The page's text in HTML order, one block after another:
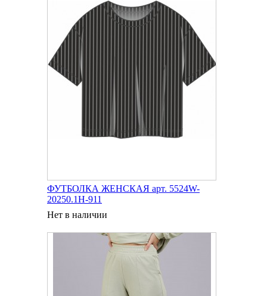
ФУТБОЛКА ЖЕНСКАЯ арт. 5524W-
20250.1H-911
Нет в наличии